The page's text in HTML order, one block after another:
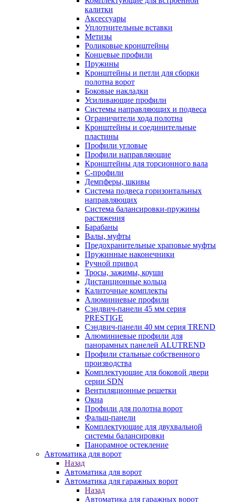
калитки
Аксессуары
Уплотнительные вставки
Метизы
Роликовые кронштейны
Концевые профили
Пружины
Кронштейны и петли для сборки
полотна ворот
Боковые накладки
Усиливающие профили
Системы направляющих и подвеса
Ограничители хода полотна
Кронштейны и соединительные
пластины
Профили угловые
Профили направляющие
Кронштейны для торсионного вала
С-профили
Демпферы, шкивы
Система подвеса горизонтальных
направляющих
Система балансировки-пружины
растяжения
Барабаны
Валы, муфты
Предохранительные храповые муфты
Пружинные наконечники
Ручной привод
Тросы, зажимы, коуши
Дистанционные кольца
Калиточные комплекты
Алюминиевые профили
Сэндвич-панели 45 мм серия
PRESTIGE
Сэндвич-панели 40 мм серия TREND
Алюминиевые профили для
панорамных панелей ALUTREND
Профили стальные собственного
производства
Комплектующие для боковой двери
серии SDN
Вентиляционные решетки
Окна
Профили для полотна ворот
Фальш-панели
Комплектующие для двухвальной
системы балансировки
Панорамное остекление
Автоматика для ворот
Назад
Автоматика для ворот
Автоматика для гаражных ворот
Назад
Автоматика для гаражных ворот